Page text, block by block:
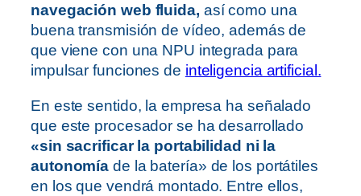
navegación web fluida, así como una
buena transmisión de vídeo, además de
que viene con una NPU integrada para
impulsar funciones de inteligencia artificial.
En este sentido, la empresa ha señalado
que este procesador se ha desarrollado
«sin sacrificar la portabilidad ni la
autonomía de la batería» de los portátiles
en los que vendrá montado. Entre ellos,